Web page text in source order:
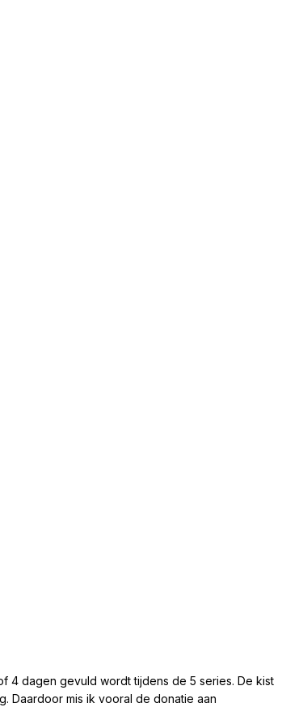
4 dagen gevuld wordt tijdens de 5 series. De kist
Daardoor mis ik vooral de donatie aan